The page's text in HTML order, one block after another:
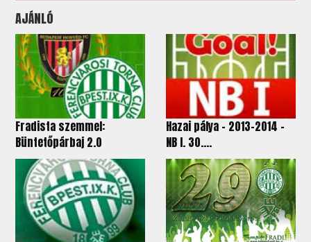
AJÁNLÓ
Fradista szemmel:
Büntetőpárbaj 2.0
Hazai pálya - 2013-2014 -
NB I. 30....